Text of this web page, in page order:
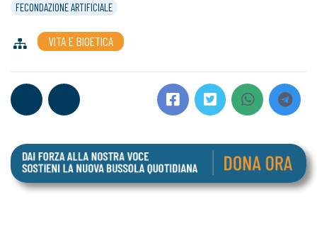
FECONDAZIONE ARTIFICIALE
VITA E BIOETICA